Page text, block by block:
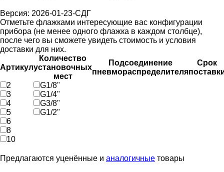
Версия: 2026-01-23-СДГ
Отметьте флажками интересующие вас конфигурации
прибора (не менее одного флажка в каждом столбце),
после чего вы сможете увидеть стоимость и условия
доставки для них.
Артикул
Количество
установочных
мест
Подсоединение
пневмораспределителя
Срок
2
3
4
5
6
8
10
G1/8"
G1/4"
G3/8"
G1/2"
Предлагаются уценённые и аналогичные товары